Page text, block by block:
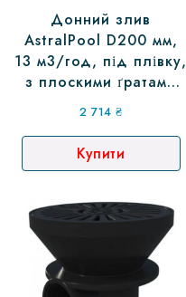
Донний злив
AstralPool D200 мм,
13 м3/год, під плівку,
з плоскими ґратами
27838
2 714₴
Купити